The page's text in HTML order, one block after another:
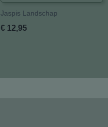
Jaspis Landschap
€ 12,95